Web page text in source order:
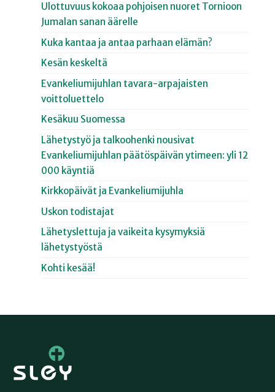
Ulottuvuus kokoaa pohjoisen nuoret Tornioon
Jumalan sanan äärelle
Kuka kantaa ja antaa parhaan elämän?
Kesän keskeltä
Evankeliumijuhlan tavara-arpajaisten
voittoluettelo
Kesäkuu Suomessa
Lähetystyö ja talkoohenki nousivat
Evankeliumijuhlan päätöspäivän ytimeen: yli 12
000 käyntiä
Kirkkopäivät ja Evankeliumijuhla
Uskon todistajat
Lähetyslettuja ja vaikeita kysymyksiä
lähetystyöstä
Kohti kesää!